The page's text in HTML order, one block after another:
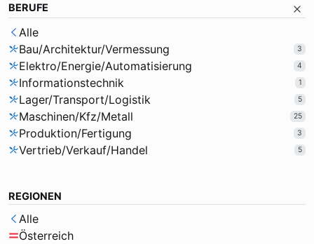
BERUFE
Alle
Bau/Architektur/Vermessung
3
Elektro/Energie/Automatisierung 4
Informationstechnik 1
Lager/Transport/Logistik 5
Maschinen/Kfz/Metall 25
Produktion/Fertigung 3
Vertrieb/Verkauf/Handel 5
REGIONEN
Alle
Österreich